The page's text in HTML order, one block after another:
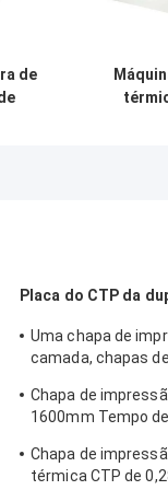
de
Placa do CTP da
Uma chapa de
camada, chapas
Chapa de
1600mm Tempo
Chapa de
térmica CTP de